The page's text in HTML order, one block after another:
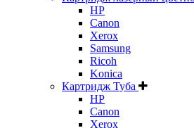
HP
Canon
Xerox
Samsung
Ricoh
Konica
Картридж Туба
HP
Canon
Xerox